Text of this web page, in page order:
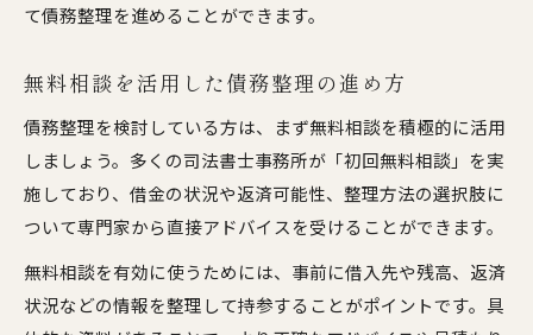
て債務整理を進めることができます。
無料相談を活用した債務整理の進め方
債務整理を検討している方は、まず無料相談を積極的に活用
しましょう。多くの司法書士事務所が「初回無料相談」を実
施しており、借金の状況や返済可能性、整理方法の選択肢に
ついて専門家から直接アドバイスを受けることができます。
無料相談を有効に使うためには、事前に借入先や残高、返済
状況などの情報を整理して持参することがポイントです。具